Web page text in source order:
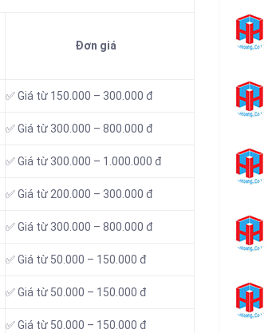
Đơn giá
✅ Giá từ 150.000 – 300.000 đ
✅ Giá từ 300.000 – 800.000 đ
✅ Giá từ 300.000 – 1.000.000 đ
✅ Giá từ 200.000 – 300.000 đ
✅ Giá từ 300.000 – 800.000 đ
✅ Giá từ 50.000 – 150.000 đ
✅ Giá từ 50.000 – 150.000 đ
✅ Giá từ 50.000 – 150.000 đ